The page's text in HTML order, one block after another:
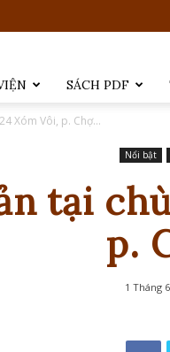
SÁCH PDF
Xóm Vôi, p. Chợ...
Nổi bật
tại
p.
1 Tháng